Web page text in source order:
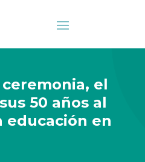
el
50 años al
educación en